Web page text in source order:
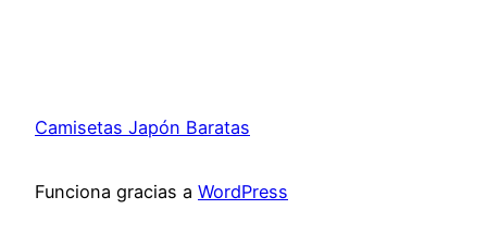
Camisetas Japón Baratas
Funciona gracias a WordPress